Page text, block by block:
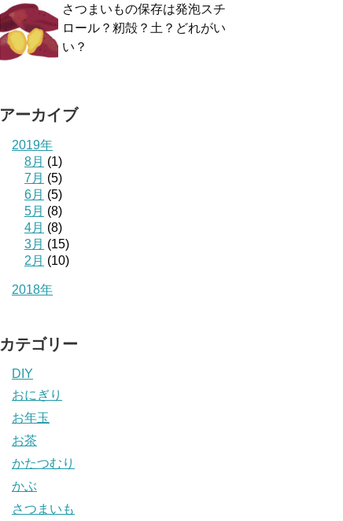
さつまいもの保存は発泡スチ
ロール？籾殻？土？どれがい
い？
アーカイブ
2019年
8月 (1)
7月 (5)
6月 (5)
5月 (8)
4月 (8)
3月 (15)
2月 (10)
2018年
カテゴリー
DIY
おにぎり
お年玉
お茶
かたつむり
かぶ
さつまいも